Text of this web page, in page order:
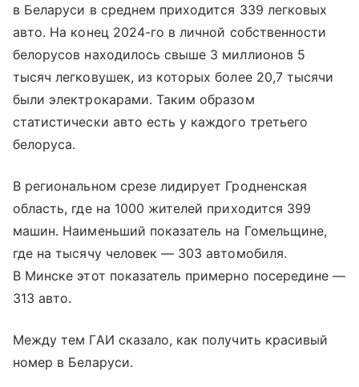
в Беларуси в среднем приходится 339 легковых
авто. На конец 2024-го в личной собственности
белорусов находилось свыше 3 миллионов 5
тысяч легковушек, из которых более 20,7 тысячи
были электрокарами. Таким образом
статистически авто есть у каждого третьего
белоруса.
В региональном срезе лидирует Гродненская
область, где на 1000 жителей приходится 399
машин. Наименьший показатель на Гомельщине,
где на тысячу человек — 303 автомобиля.
В Минске этот показатель примерно посередине —
313 авто.
Между тем ГАИ сказало, как получить красивый
номер в Беларуси.